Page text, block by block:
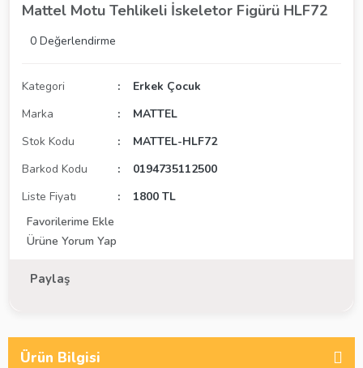
Mattel Motu Tehlikeli İskeletor Figürü HLF72
0 Değerlendirme
Kategori
Erkek Çocuk
Marka
MATTEL
Stok Kodu
MATTEL-HLF72
Barkod Kodu
0194735112500
Liste Fiyatı
1800 TL
Ürüne Yorum Yap
Paylaş
Ürün Bilgisi